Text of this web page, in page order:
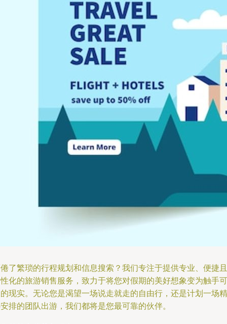
了繁琐的行程规划和信息搜索？我们专注于提供专业、便捷且
化的旅游销售服务，致力于将您对假期的美好想象变为触手可
现实。无论您是渴望一场说走就走的自由行，还是计划一场精
排的团队出游，我们都将是您最可靠的伙伴。